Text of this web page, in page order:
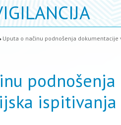
Uputa o načinu podnošenja
ispitivanja